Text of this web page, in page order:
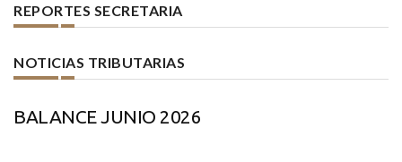
REPORTES SECRETARIA
NOTICIAS TRIBUTARIAS
BALANCE JUNIO 2026